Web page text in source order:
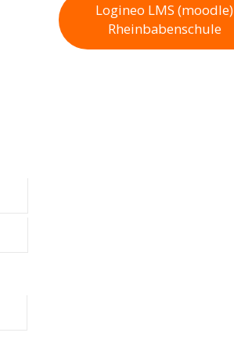
Logineo LMS (moodle)
Rheinbabenschule